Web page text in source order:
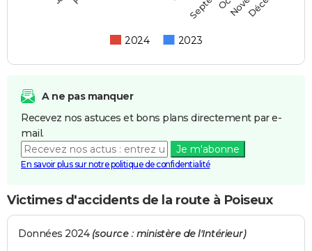
2024 2023
A ne pas manquer
Recevez nos astuces et bons plans directement par e-
mail.
Je m'abonne
En savoir plus sur notre politique de confidentialité
Victimes d'accidents de la route à Poiseux
Données 2024 (source : ministère de l'Intérieur)